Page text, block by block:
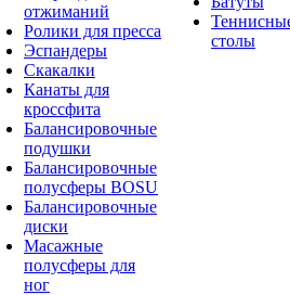
отжиманий
Ролики для пресса
Эспандеры
Скакалки
Канаты для
кроссфита
Балансировочные
подушки
Балансировочные
полусферы BOSU
Балансировочные
диски
Масажные
полусферы для
ног
столы